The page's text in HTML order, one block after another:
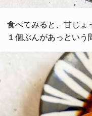
食べてみると、甘じょ
１個ぶんがあっという